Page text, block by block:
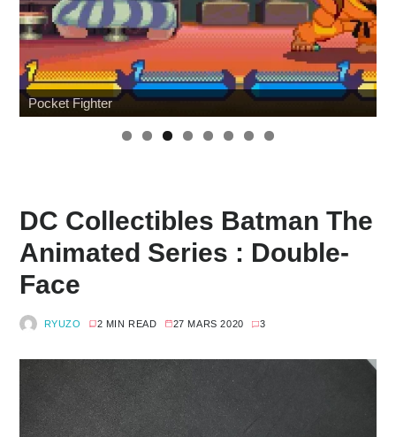
Japan Expo : les toys
DC Collectibles Batman The
Animated Series : Double-
Face
RYUZO 2 MIN READ 27 MARS 2020 3